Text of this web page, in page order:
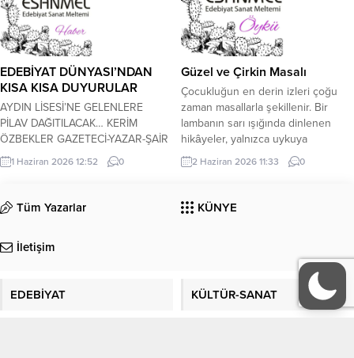
yerleştik. B.F. Sanatınıza nasıl
başladığınızdan ve ne kadar
zamandır bu sanatı icra
ediyorsunuz bahseder misiniz...
EDEBİYAT DÜNYASI’NDAN
KISA KISA DUYURULAR
AYDIN LİSESİ’NE GELENLERE
PİLAV DAĞITILACAK… KERİM
ÖZBEKLER GAZETECİ-YAZAR-ŞAİR
11 Haziran 2026 Perşembe günü,
saat.18.00’de;Aydın Lisesi Bahçesi-
”Geleneksel Pilav Günü” tertip
edilmiştir. Güne, Aydın Lisesi’nden
misafirler iştirak edecektir.
*******************************************************************************
YAŞAYAN USTALARA VEFA
1 Haziran 2026 12:52 0
Güzel ve Çirkin Masalı
Çocukluğun en derin izleri çoğu
zaman masallarla şekillenir. Bir
lambanın sarı ışığında dinlenen
hikâyeler, yalnızca uykuya
geçmeden önce zihni oyalayan
küçük anlatılar değildir. Onlar,
sessizce öğreten ilk metinlerdir.
İyilik nedir, kötülük nasıl görünür,
soruların ilk cevaplarını çoğu kez...
2 Haziran 2026 11:33 0
Tüm Yazarlar KÜNYE
İletişim
EDEBİYAT KÜLTÜR-SANAT